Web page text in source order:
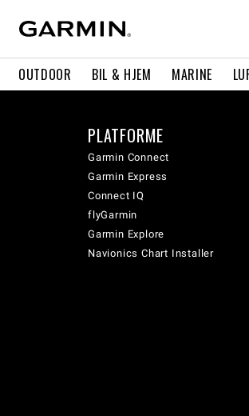
OUTDOOR BIL & HJEM MARINE
PLATFORME
Garmin Connect
Garmin Express
Connect IQ
flyGarmin
Garmin Explore
Navionics Chart Installer